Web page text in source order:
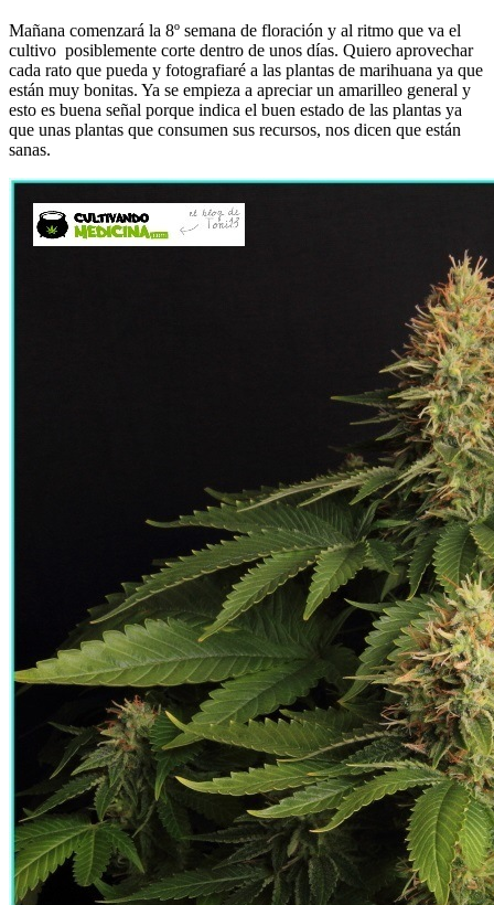
Mañana comenzará la 8º semana de floración y al ritmo que va el
cultivo posiblemente corte dentro de unos días. Quiero aprovechar
cada rato que pueda y fotografiaré a las plantas de marihuana ya que
están muy bonitas. Ya se empieza a apreciar un amarilleo general y
esto es buena señal porque indica el buen estado de las plantas ya
que unas plantas que consumen sus recursos, nos dicen que están
sanas.